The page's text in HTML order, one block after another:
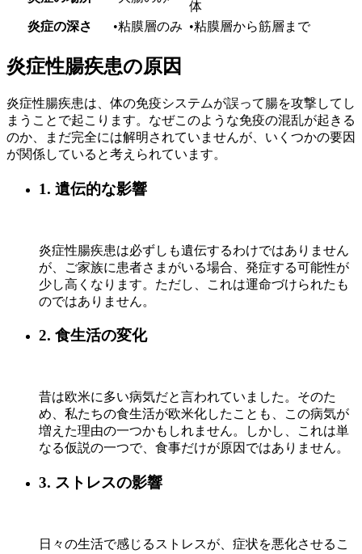
体
炎症の深さ
•粘膜層のみ •粘膜層から筋層まで
炎症性腸疾患の原因
炎症性腸疾患は、体の免疫システムが誤って腸を攻撃してし
まうことで起こります。なぜこのような免疫の混乱が起きる
のか、まだ完全には解明されていませんが、いくつかの要因
が関係していると考えられています。
1. 遺伝的な影響
炎症性腸疾患は必ずしも遺伝するわけではありません
が、ご家族に患者さまがいる場合、発症する可能性が
少し高くなります。ただし、これは運命づけられたも
のではありません。
2. 食生活の変化
昔は欧米に多い病気だと言われていました。そのた
め、私たちの食生活が欧米化したことも、この病気が
増えた理由の一つかもしれません。しかし、これは単
なる仮説の一つで、食事だけが原因ではありません。
3. ストレスの影響
日々の生活で感じるストレスが、症状を悪化させるこ